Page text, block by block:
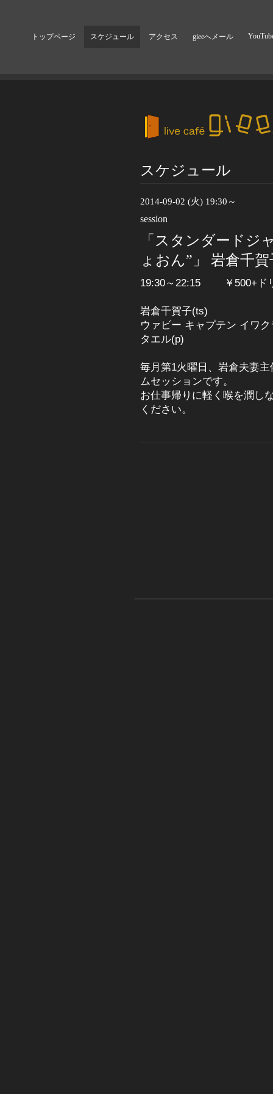
トップページ スケジュール アクセス gieeへメール
スケジュール
2014-09-02 (火) 19:30～
session
「スタンダードジ
ょおん”」 岩倉千賀
19:30～22:15 ￥500+ド
岩倉千賀子(ts)
ウァビー キャプテン イワ
タエル(p)
毎月第1火曜日、 岩倉夫妻
ムセッションです。
お仕事帰りに軽く喉を潤し
ください。